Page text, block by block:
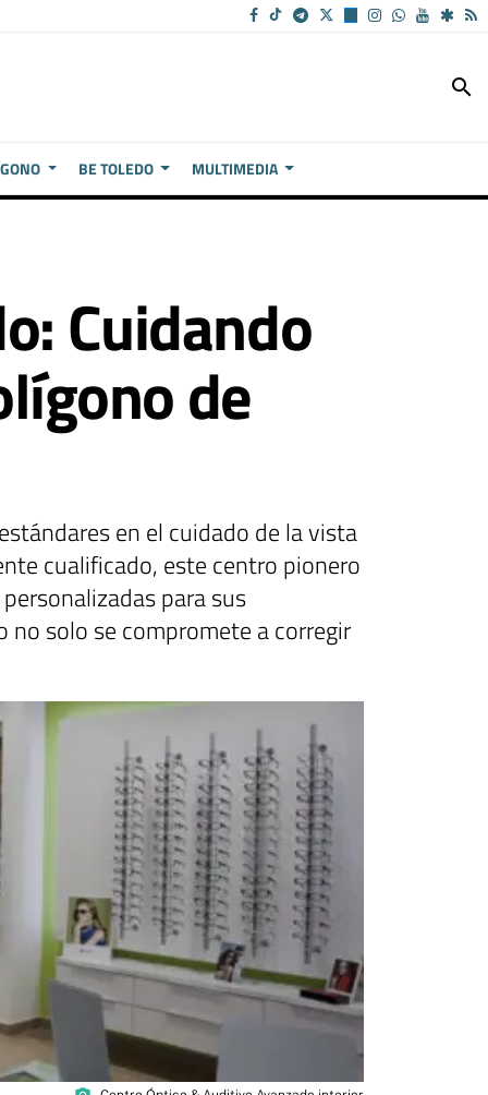
search
BE TOLEDO MULTIMEDIA
Cuidando
de
en el cuidado de la vista
cualificado, este centro pionero
para sus
no solo se compromete a corregir